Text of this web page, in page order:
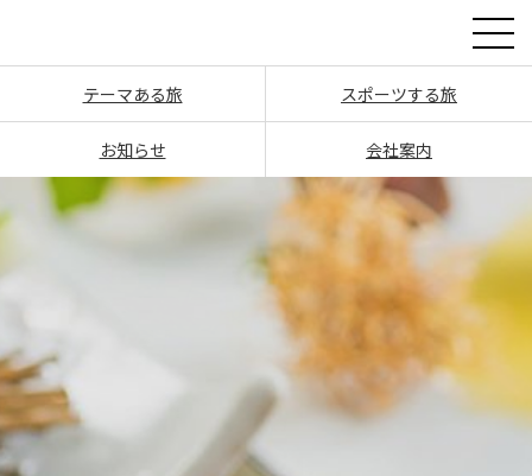
テーマある旅 スポーツする旅
お知らせ 会社案内